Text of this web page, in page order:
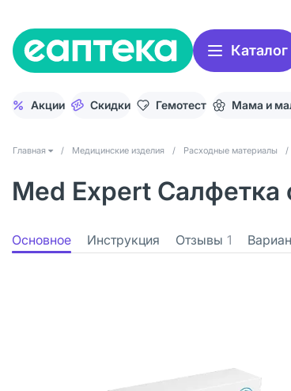
Каталог
Акции Скидки Гемотест Мама и
Главная / Медицинские изделия / Расходные материалы /
Med Expert Салфетка
Основное Инструкция Отзывы 1